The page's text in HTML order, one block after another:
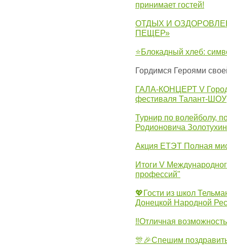
принимает гостей!
ОТДЫХ И
ПЕЩЕР»
⭐Блокадный хлеб:
Гордимся Героями
ГАЛА-КОНЦЕРТ V
фестиваля Талант-ШОУ
Турнир по волейболу,
Родионовича
Акция ЕТЭТ Полная
Итоги V
профессий"
💖Гости из школ
Донецкой Народной
‼Отличная
🎊🎉Спешим